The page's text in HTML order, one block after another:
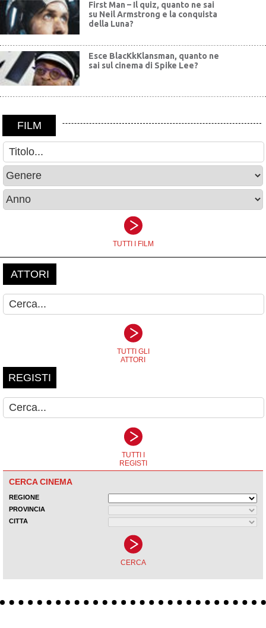
First Man – Il quiz, quanto ne sai
su Neil Armstrong e la conquista
della Luna?
Esce BlacKkKlansman, quanto ne
sai sul cinema di Spike Lee?